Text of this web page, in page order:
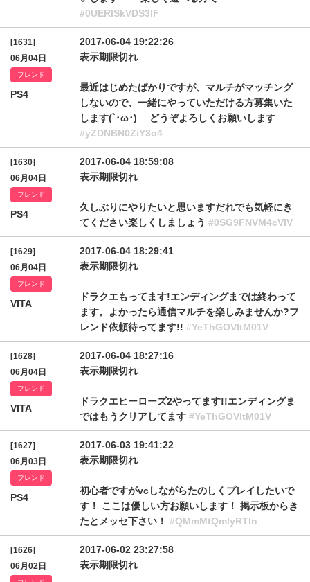
#0UERISkVDS3lF
[1631]
06月04日
フレンド
PS4
2017-06-04 19:22:26
表示期限切れ
最近はじめたばかりですが、マルチがマッチング
しないので、一緒にやっていただける方募集いた
します(`･ω･)ゞ どうぞよろしくお願いします
#yZDNBN0ZiY3o4
[1630]
06月04日
フレンド
PS4
2017-06-04 18:59:08
表示期限切れ
久しぶりにやりたいと思いますだれでも気軽にき
てください楽しくしましょう #0SG9FNVM4cVlV
[1629]
06月04日
フレンド
VITA
2017-06-04 18:29:41
表示期限切れ
ドラクエもってます!エンディングまでは終わって
ます。よかったら通信マルチを楽しみませんか?フ
レンド依頼待ってます!! #YeThGOVItM01V
[1628]
06月04日
フレンド
VITA
2017-06-04 18:27:16
表示期限切れ
ドラクエヒーローズ2やってます!!エンディングま
ではもうクリアしてます #YeThGOVItM01V
[1627]
06月03日
フレンド
PS4
2017-06-03 19:41:22
表示期限切れ
初心者ですがvcしながらたのしくプレイしたいで
す！ ここは優しい方お願いします！ 掲示板からき
たとメッセ下さい！ #QMmMtQmlyRTln
[1626]
06月02日
2017-06-02 23:27:58
表示期限切れ